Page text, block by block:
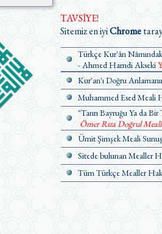
TAVSİYE!
Sitemiz en iyiChrome
Türkçe Kur'ân
- Ahmed Hamdi Akseki
Kur'an'ı Doğru
Muhammed Esed Meali
"Tanrı Bayruğu Ya da
Ömer Rıza Doğrul
Ümit Şimşek Meali Sunuş
Sitede bulunan Mealler
Tüm Türkçe Mealler